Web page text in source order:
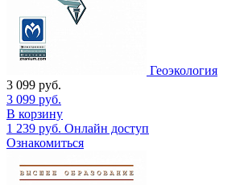
Геоэкология
3 099 руб.
3 099 руб.
В корзину
1 239 руб. Онлайн доступ
Ознакомиться